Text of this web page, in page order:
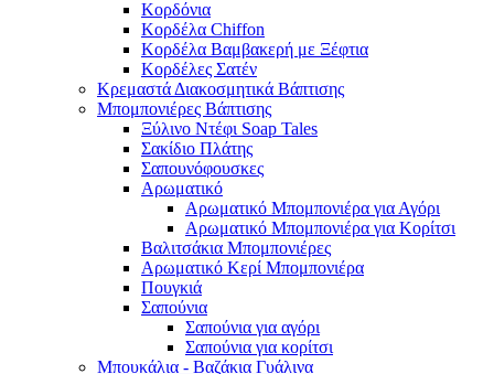
Κορδόνια
Κορδέλα Chiffon
Κορδέλα Βαμβακερή με Ξέφτια
Κορδέλες Σατέν
Κρεμαστά Διακοσμητικά Βάπτισης
Μπομπονιέρες Βάπτισης
Ξύλινο Ντέφι Soap Tales
Σακίδιο Πλάτης
Σαπουνόφουσκες
Αρωματικό
Αρωματικό Μπομπονιέρα για Αγόρι
Αρωματικό Μπομπονιέρα για Κορίτσι
Βαλιτσάκια Μπομπονιέρες
Αρωματικό Κερί Μπομπονιέρα
Πουγκιά
Σαπούνια
Σαπούνια για αγόρι
Σαπούνια για κορίτσι
Μπουκάλια - Βαζάκια Γυάλινα